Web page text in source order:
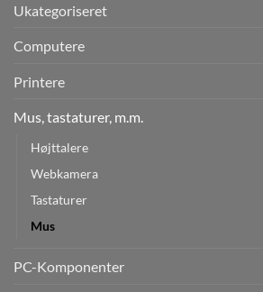
Ukategoriseret
Computere
Printere
Mus, tastaturer, m.m.
Højttalere
Webkamera
Tastaturer
Mus
PC-Komponenter